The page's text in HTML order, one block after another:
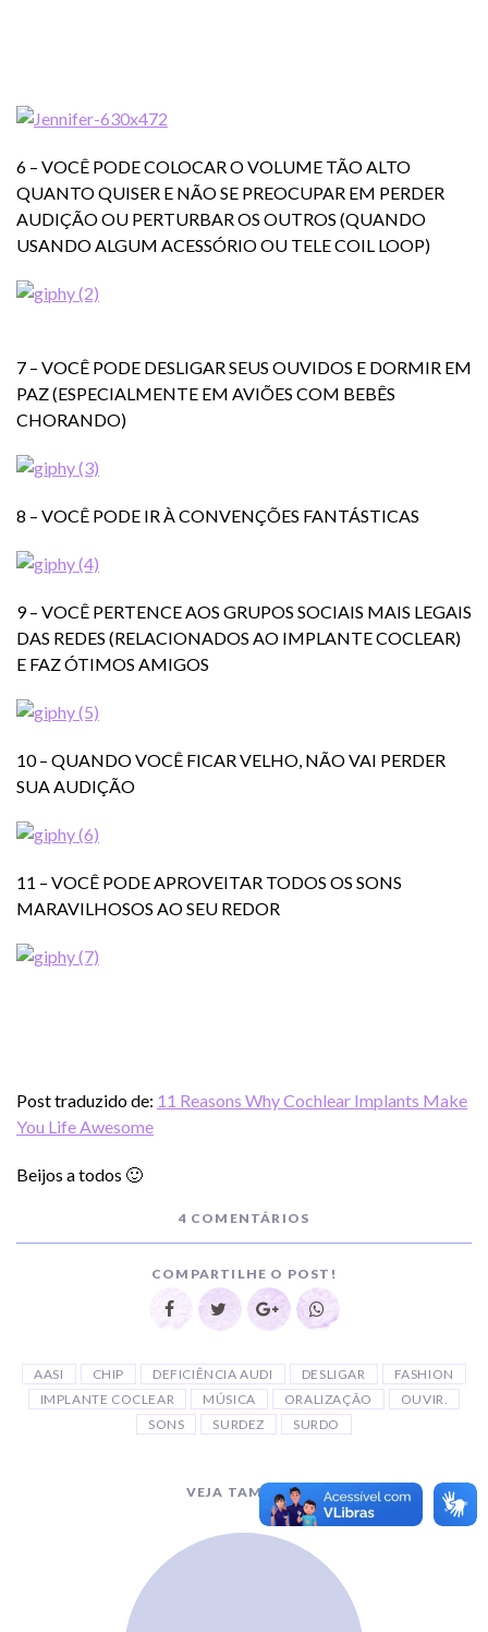
6 – VOCÊ PODE COLOCAR O VOLUME TÃO ALTO
QUANTO QUISER E NÃO SE PREOCUPAR EM PERDER
AUDIÇÃO OU PERTURBAR OS OUTROS (QUANDO
USANDO ALGUM ACESSÓRIO OU TELE COIL LOOP)
7 – VOCÊ PODE DESLIGAR SEUS OUVIDOS E DORMIR EM
PAZ (ESPECIALMENTE EM AVIÕES COM BEBÊS
CHORANDO)
8 – VOCÊ PODE IR À CONVENÇÕES FANTÁSTICAS
9 – VOCÊ PERTENCE AOS GRUPOS SOCIAIS MAIS LEGAIS
DAS REDES (RELACIONADOS AO IMPLANTE COCLEAR)
E FAZ ÓTIMOS AMIGOS
10 – QUANDO VOCÊ FICAR VELHO, NÃO VAI PERDER
SUA AUDIÇÃO
11 – VOCÊ PODE APROVEITAR TODOS OS SONS
MARAVILHOSOS AO SEU REDOR
Post traduzido de: 11 Reasons Why Cochlear Implants Make
You Life Awesome
Beijos a todos 🙂
4 COMENTÁRIOS
COMPARTILHE O POST!
AASI CHIP DEFICIÊNCIA AUDI DESLIGAR
FASHION
IMPLANTE COCLEAR
MÚSICA ORALIZAÇÃO
OUVIR.
SONS
SURDEZ SURDO
VEJA TAMBÉM!